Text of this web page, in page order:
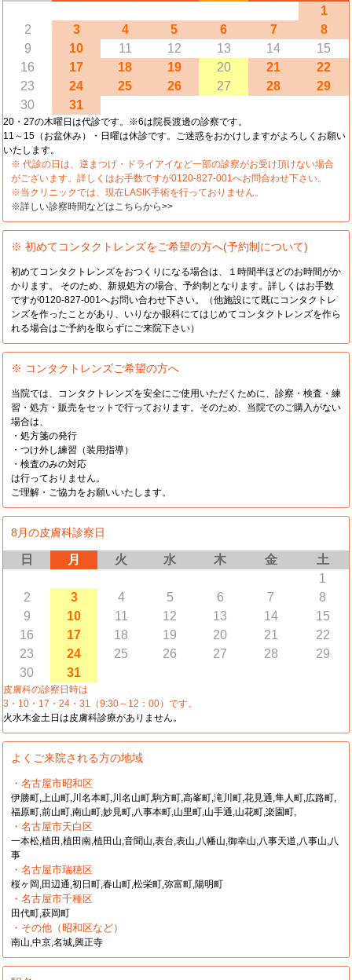
1
2
3 4 5 6 7
8
9
10 11 12 13 14
15
16
17 18 19 20 21
22
23
24 25 26 27 28
29
30
31
20・27の木曜日は代診です。※6は院長渡邊の診察です。
11～15（お盆休み）・日曜は休診です。ご迷惑をおかけしますがよろしくお願い
いたします。
※ 代診の日は、逆まつげ・ドライアイなど一部の診察がお受け頂けない場合
がございます。詳しくはお手数ですが0120-827-001へお問合わせ下さい。
※当クリニックでは、現在LASIK手術を行っておりません。
※詳しい診察時間などはこちらから>>
※ 初めてコンタクトレンズをご希望の方へ(予約制について)
初めてコンタクトレンズをおつくりになる場合は、１時間半ほどのお時間がか
かります。 そのため、新規処方の場合、予約制となります。詳しくはお手数
ですが0120-827-001へお問い合わせ下さい。（他施設にて既にコンタクトレ
ンズを作ったことがあり、いりなか眼科にてはじめてコンタクトレンズを作ら
れる場合はご予約を取らずにご来院下さい）
※ コンタクトレンズご希望の方へ
当院では、コンタクトレンズを安全にご使用いただくために、診察・検査・練
習・処方・販売をセットで行っております。そのため、当院でのご購入がない
場合は、
・処方箋の発行
・つけ外し練習（装用指導）
・検査のみの対応
は行っておりません。
ご理解・ご協力をお願いいたします。
8月の皮膚科診察日
日 月 火 水 木 金
土
1
2
3 4 5 6 7
8
9
10 11 12 13 14
15
16
17 18 19 20 21
22
23
24 25 26 27 28
29
30
31
皮膚科の診察日時は
3・10・17・24・31（9:30～12：00）です。
火水木金土日は皮膚科診療がありません。
よくご来院される方の地域
・名古屋市昭和区
伊勝町,上山町,川名本町,川名山町,駒方町,高峯町,滝川町,花見通,隼人町,広路町,
福原町,前山町,南山町,妙見町,八事本町,山里町,山手通,山花町,楽園町,
・名古屋市天白区
一本松,植田,植田南,植田山,音聞山,表台,表山,八幡山,御幸山,八事天道,八事山,八
事
・名古屋市瑞穂区
桜ヶ岡,田辺通,初日町,春山町,松栄町,弥富町,陽明町
・名古屋市千種区
田代町,萩岡町
・その他（昭和区など）
南山,中京,名城,興正寺